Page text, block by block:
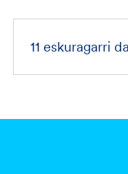
11 eskuragarri